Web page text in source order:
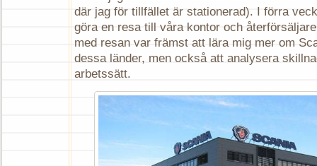
där jag för tillfället är stationerad). I förra
göra en resa till våra kontor och
med resan var främst att lära mig mer om
dessa länder, men också att analysera
arbetssätt.